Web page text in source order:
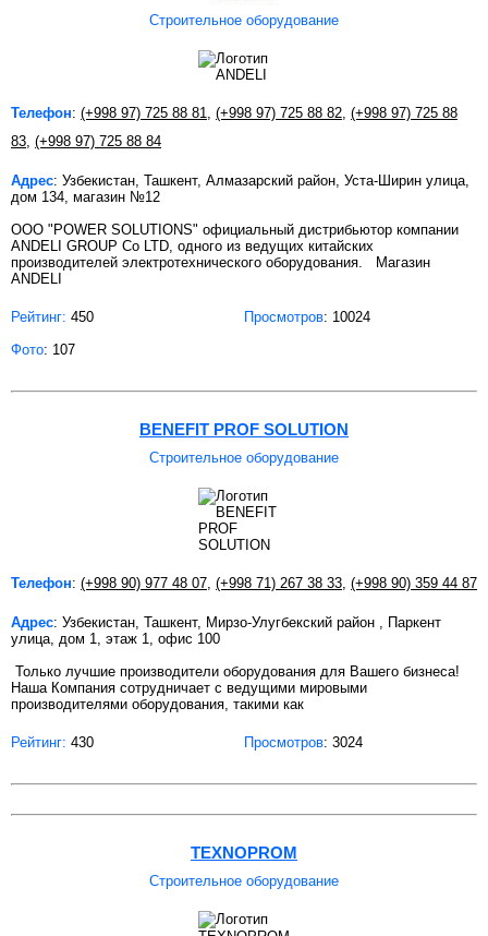
Строительное оборудование
Телефон: (+998 97) 725 88 81, (+998 97) 725 88 82, (+998 97) 725 88
83, (+998 97) 725 88 84
Адрес: Узбекистан, Ташкент, Алмазарский район, Уста-Ширин улица,
дом 134, магазин №12
OOO "POWER SOLUTIONS" официальный дистрибьютор компании
ANDELI GROUP Co LTD, одного из ведущих китайских
производителей электротехнического оборудования. Магазин
ANDELI
Рейтинг: 450 Просмотров: 10024
Фото: 107
BENEFIT PROF SOLUTION
Строительное оборудование
Телефон: (+998 90) 977 48 07, (+998 71) 267 38 33, (+998 90) 359 44 87
Адрес: Узбекистан, Ташкент, Мирзо-Улугбекский район , Паркент
улица, дом 1, этаж 1, офис 100
Только лучшие производители оборудования для Вашего бизнеса!
Наша Компания сотрудничает с ведущими мировыми
производителями оборудования, такими как
Рейтинг: 430 Просмотров: 3024
TEXNOPROM
Строительное оборудование